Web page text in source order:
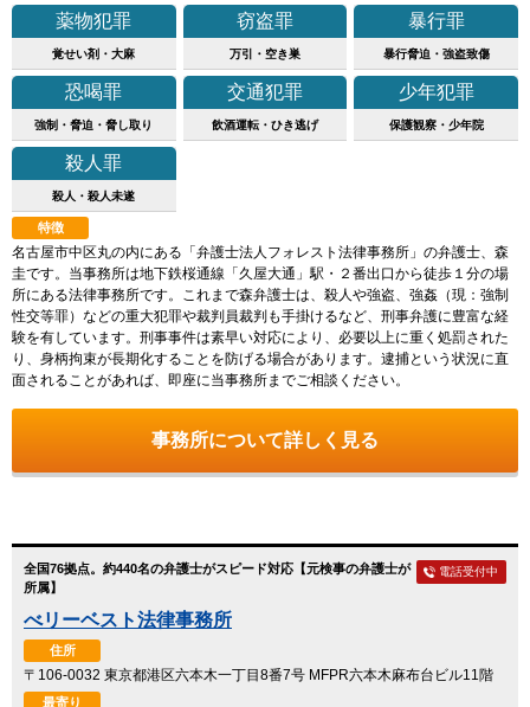
薬物犯罪
覚せい剤・大麻
窃盗罪
万引・空き巣
暴行罪
暴行脅迫・強盗致傷
恐喝罪
強制・脅迫・脅し取り
交通犯罪
飲酒運転・ひき逃げ
少年犯罪
保護観察・少年院
殺人罪
殺人・殺人未遂
特徴
名古屋市中区丸の内にある「弁護士法人フォレスト法律事務所」の弁護士、森
圭です。当事務所は地下鉄桜通線「久屋大通」駅・２番出口から徒歩１分の場
所にある法律事務所です。これまで森弁護士は、殺人や強盗、強姦（現：強制
性交等罪）などの重大犯罪や裁判員裁判も手掛けるなど、刑事弁護に豊富な経
験を有しています。刑事事件は素早い対応により、必要以上に重く処罰された
り、身柄拘束が長期化することを防げる場合があります。逮捕という状況に直
面されることがあれば、即座に当事務所までご相談ください。
事務所について詳しく見る
全国76拠点。約440名の弁護士がスピード対応【元検事の弁護士が
所属】
べリーベスト法律事務所
住所
〒106-0032 東京都港区六本木一丁目8番7号 MFPR六本木麻布台ビル11階
最寄り
電話受付中